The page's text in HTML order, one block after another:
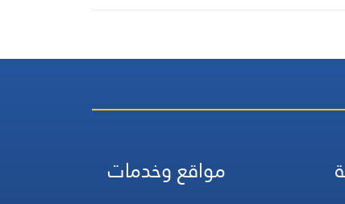
مواقع وخدمات